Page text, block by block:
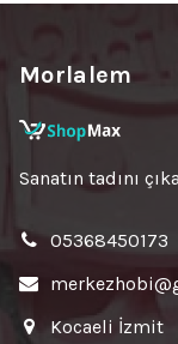
Morlalem
Sanatın tadını
05368450173
Kocaeli İzmit